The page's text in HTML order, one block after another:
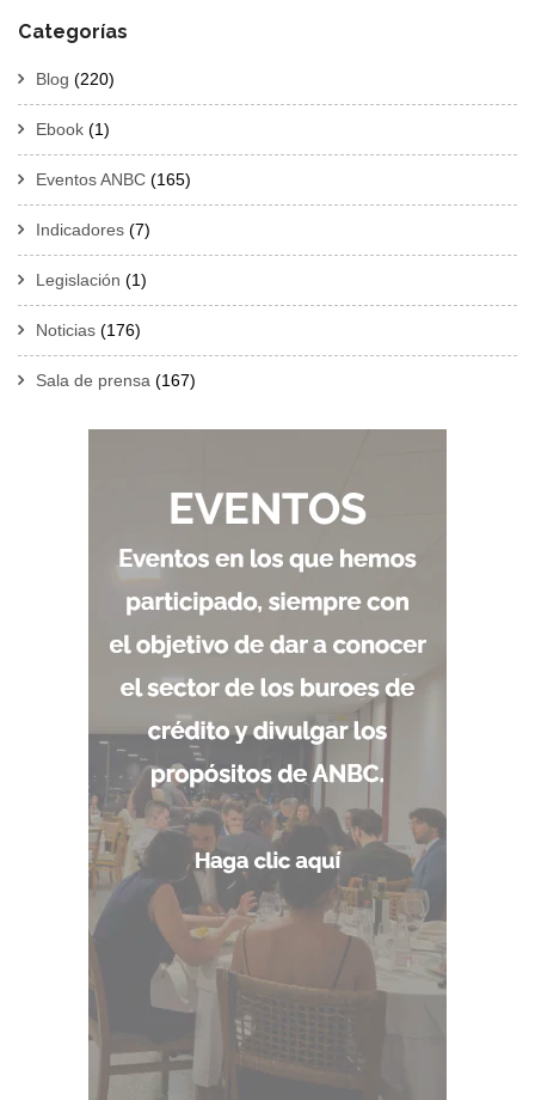
Categorías
Blog (220)
Ebook (1)
Eventos ANBC (165)
Indicadores (7)
Legislación (1)
Noticias (176)
Sala de prensa (167)